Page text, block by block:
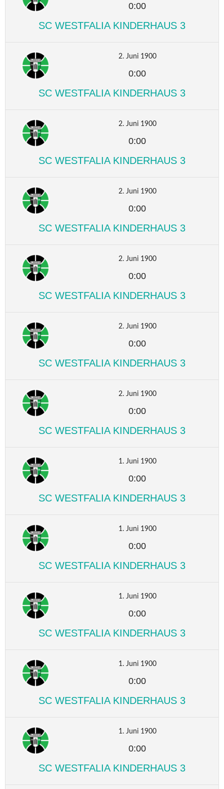
0:00
SC WESTFALIA KINDERHAUS 3
2. Juni 1900
0:00
SC WESTFALIA KINDERHAUS 3
2. Juni 1900
0:00
SC WESTFALIA KINDERHAUS 3
2. Juni 1900
0:00
SC WESTFALIA KINDERHAUS 3
2. Juni 1900
0:00
SC WESTFALIA KINDERHAUS 3
2. Juni 1900
0:00
SC WESTFALIA KINDERHAUS 3
2. Juni 1900
0:00
SC WESTFALIA KINDERHAUS 3
1. Juni 1900
0:00
SC WESTFALIA KINDERHAUS 3
1. Juni 1900
0:00
SC WESTFALIA KINDERHAUS 3
1. Juni 1900
0:00
SC WESTFALIA KINDERHAUS 3
1. Juni 1900
0:00
SC WESTFALIA KINDERHAUS 3
1. Juni 1900
0:00
SC WESTFALIA KINDERHAUS 3